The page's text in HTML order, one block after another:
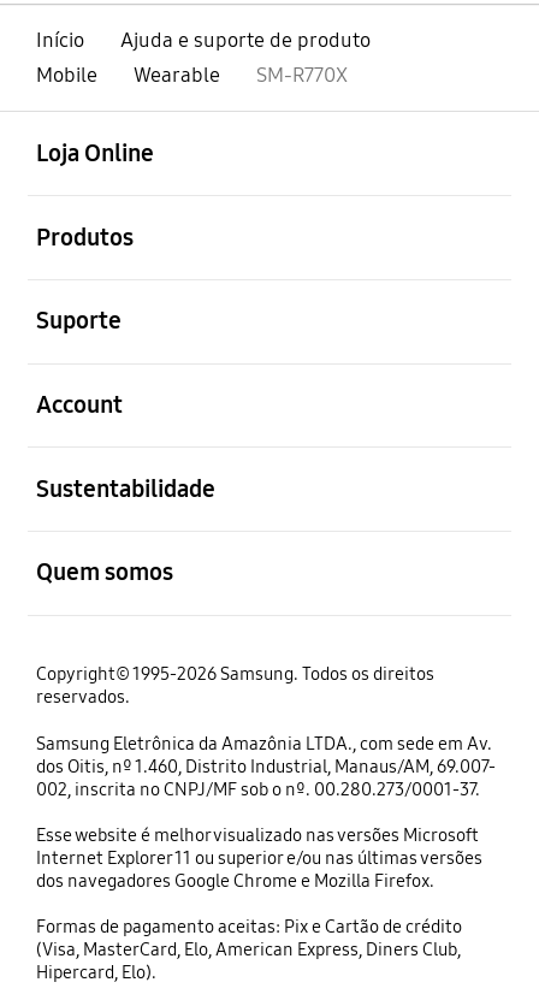
Início
Ajuda e suporte de produto
Mobile
Wearable SM-R770X
Loja Online
Produtos
Suporte
Account
Sustentabilidade
Quem somos
Copyright© 1995-2026 Samsung. Todos os direitos
reservados.
Samsung Eletrônica da Amazônia LTDA., com sede em Av.
dos Oitis, nº 1.460, Distrito Industrial, Manaus/AM, 69.007-
002, inscrita no CNPJ/MF sob o nº. 00.280.273/0001-37.
Esse website é melhor visualizado nas versões Microsoft
Internet Explorer 11 ou superior e/ou nas últimas versões
dos navegadores Google Chrome e Mozilla Firefox.
Formas de pagamento aceitas: Pix e Cartão de crédito
(Visa, MasterCard, Elo, American Express, Diners Club,
Hipercard, Elo).